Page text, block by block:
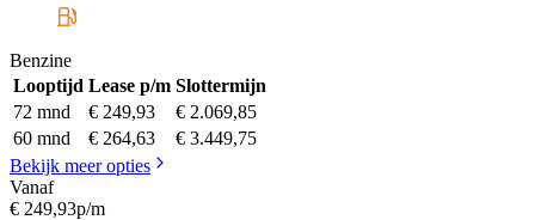
Benzine
Looptijd Lease p/m Slottermijn
72 mnd
€ 249,93
€ 2.069,85
60 mnd
€ 264,63
€ 3.449,75
Bekijk meer opties
Vanaf
€ 249,93p/m